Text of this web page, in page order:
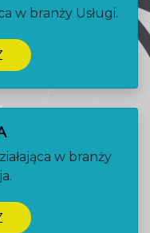
w branży Usługi.
w branży